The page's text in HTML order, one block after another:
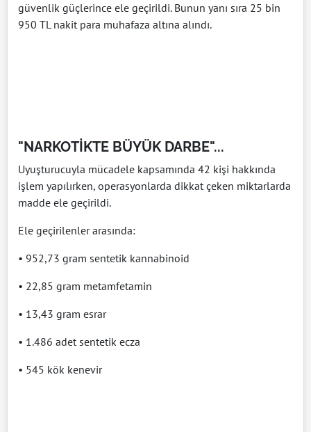
güvenlik güçlerince ele geçirildi. Bunun yanı sıra 25 bin
950 TL nakit para muhafaza altına alındı.
"NARKOTİKTE BÜYÜK DARBE"...
Uyuşturucuyla mücadele kapsamında 42 kişi hakkında
işlem yapılırken, operasyonlarda dikkat çeken miktarlarda
madde ele geçirildi.
Ele geçirilenler arasında:
• 952,73 gram sentetik kannabinoid
• 22,85 gram metamfetamin
• 13,43 gram esrar
• 1.486 adet sentetik ecza
• 545 kök kenevir